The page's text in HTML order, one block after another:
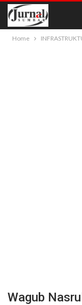
Home
Wagub